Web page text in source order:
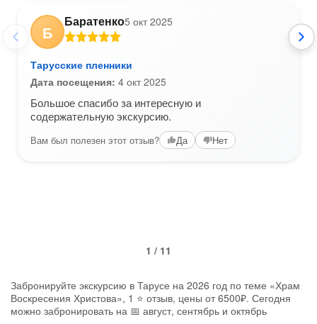
Б
Баратенко5 окт 2025
Тарусские пленники
Дата посещения: 4 окт 2025
Большое спасибо за интересную и
содержательную экскурсию.
Вам был полезен этот отзыв? Да Нет
1 / 11
Забронируйте экскурсию в Тарусе на 2026 год по теме «Храм
Воскресения Христова», 1 ⭐ отзыв, цены от 6500₽. Сегодня
можно забронировать на 📅 август, сентябрь и октябрь